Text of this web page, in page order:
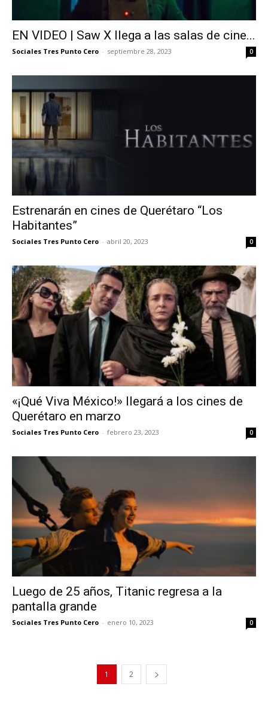
EN VIDEO | Saw X llega a las salas de cine...
Sociales Tres Punto Cero - septiembre 28, 2023 0
Estrenarán en cines de Querétaro “Los
Habitantes”
Sociales Tres Punto Cero - abril 20, 2023 0
«¡Qué Viva México!» llegará a los cines de
Querétaro en marzo
Sociales Tres Punto Cero - febrero 23, 2023 0
Luego de 25 años, Titanic regresa a la
pantalla grande
Sociales Tres Punto Cero - enero 10, 2023 0
1 2